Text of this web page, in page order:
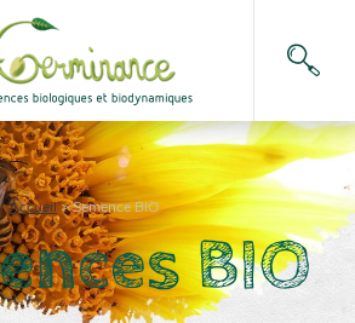
Accueil>Semence BIO
BIO